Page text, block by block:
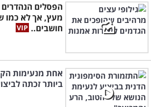
הפסלים הנהדרים
מעץ, אך לא כמו
חושבים..
אחת מנעימות
ביותר זכתה